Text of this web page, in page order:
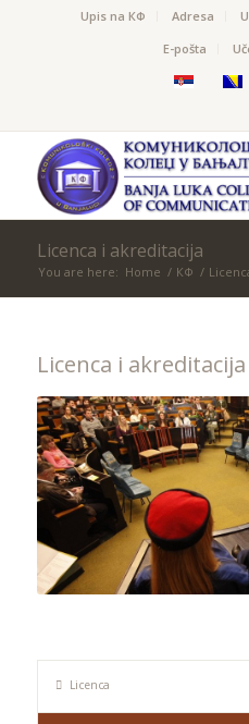
Upis na КФ Adresa
Е-pošta
Licenca i akreditacija
You are here: Home / КФ /
Licenca i akreditacija
Licenca